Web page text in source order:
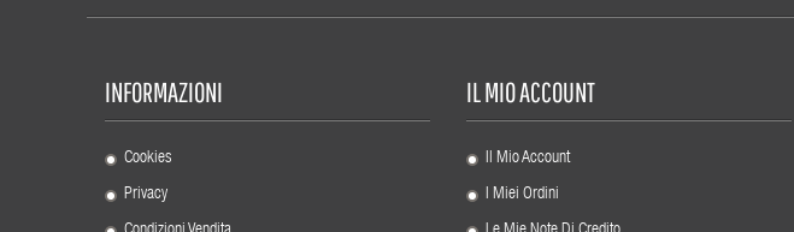
INFORMAZIONI
Cookies
Privacy
IL MIO ACCOUNT
Il Mio Account
I Miei Ordini